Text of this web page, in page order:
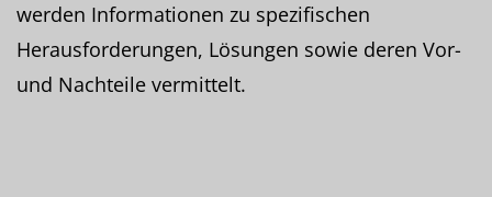
werden Informationen zu spezifischen
Herausforderungen, Lösungen sowie deren Vor-
und Nachteile vermittelt.